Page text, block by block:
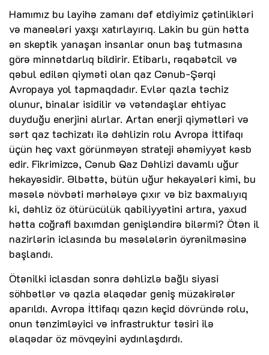
Hamımız bu layihə zamanı dəf etdiyimiz çətinlikləri
və maneələri yaxşı xatırlayırıq. Lakin bu gün hətta
ən skeptik yanaşan insanlar onun baş tutmasına
görə minnətdarlıq bildirir. Etibarlı, rəqabətcil və
qəbul edilən qiyməti olan qaz Cənub-Şərqi
Avropaya yol tapmaqdadır. Evlər qazla təchiz
olunur, binalar isidilir və vətəndaşlar ehtiyac
duyduğu enerjini alırlar. Artan enerji qiymətləri və
sərt qaz təchizatı ilə dəhlizin rolu Avropa İttifaqı
üçün heç vaxt görünməyən strateji əhəmiyyət kəsb
edir. Fikrimizcə, Cənub Qaz Dəhlizi davamlı uğur
hekayəsidir. Əlbəttə, bütün uğur hekayələri kimi, bu
məsələ növbəti mərhələyə çıxır və biz baxmalıyıq
ki, dəhliz öz ötürücülük qabiliyyətini artıra, yaxud
hətta coğrafi baxımdan genişləndirə bilərmi? Ötən il
nazirlərin iclasında bu məsələlərin öyrənilməsinə
başlandı.
Ötənilki iclasdan sonra dəhlizlə bağlı siyasi
söhbətlər və qazla əlaqədar geniş müzakirələr
aparıldı. Avropa İttifaqı qazın keçid dövründə rolu,
onun tənzimləyici və infrastruktur təsiri ilə
əlaqədar öz mövqeyini aydınlaşdırdı.